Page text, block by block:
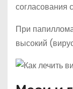
согласования
При
высокий